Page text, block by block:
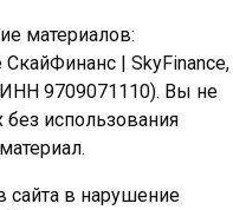
материалов:
| SkyFinance,
9709071110). Вы не
использования
сайта в нарушение